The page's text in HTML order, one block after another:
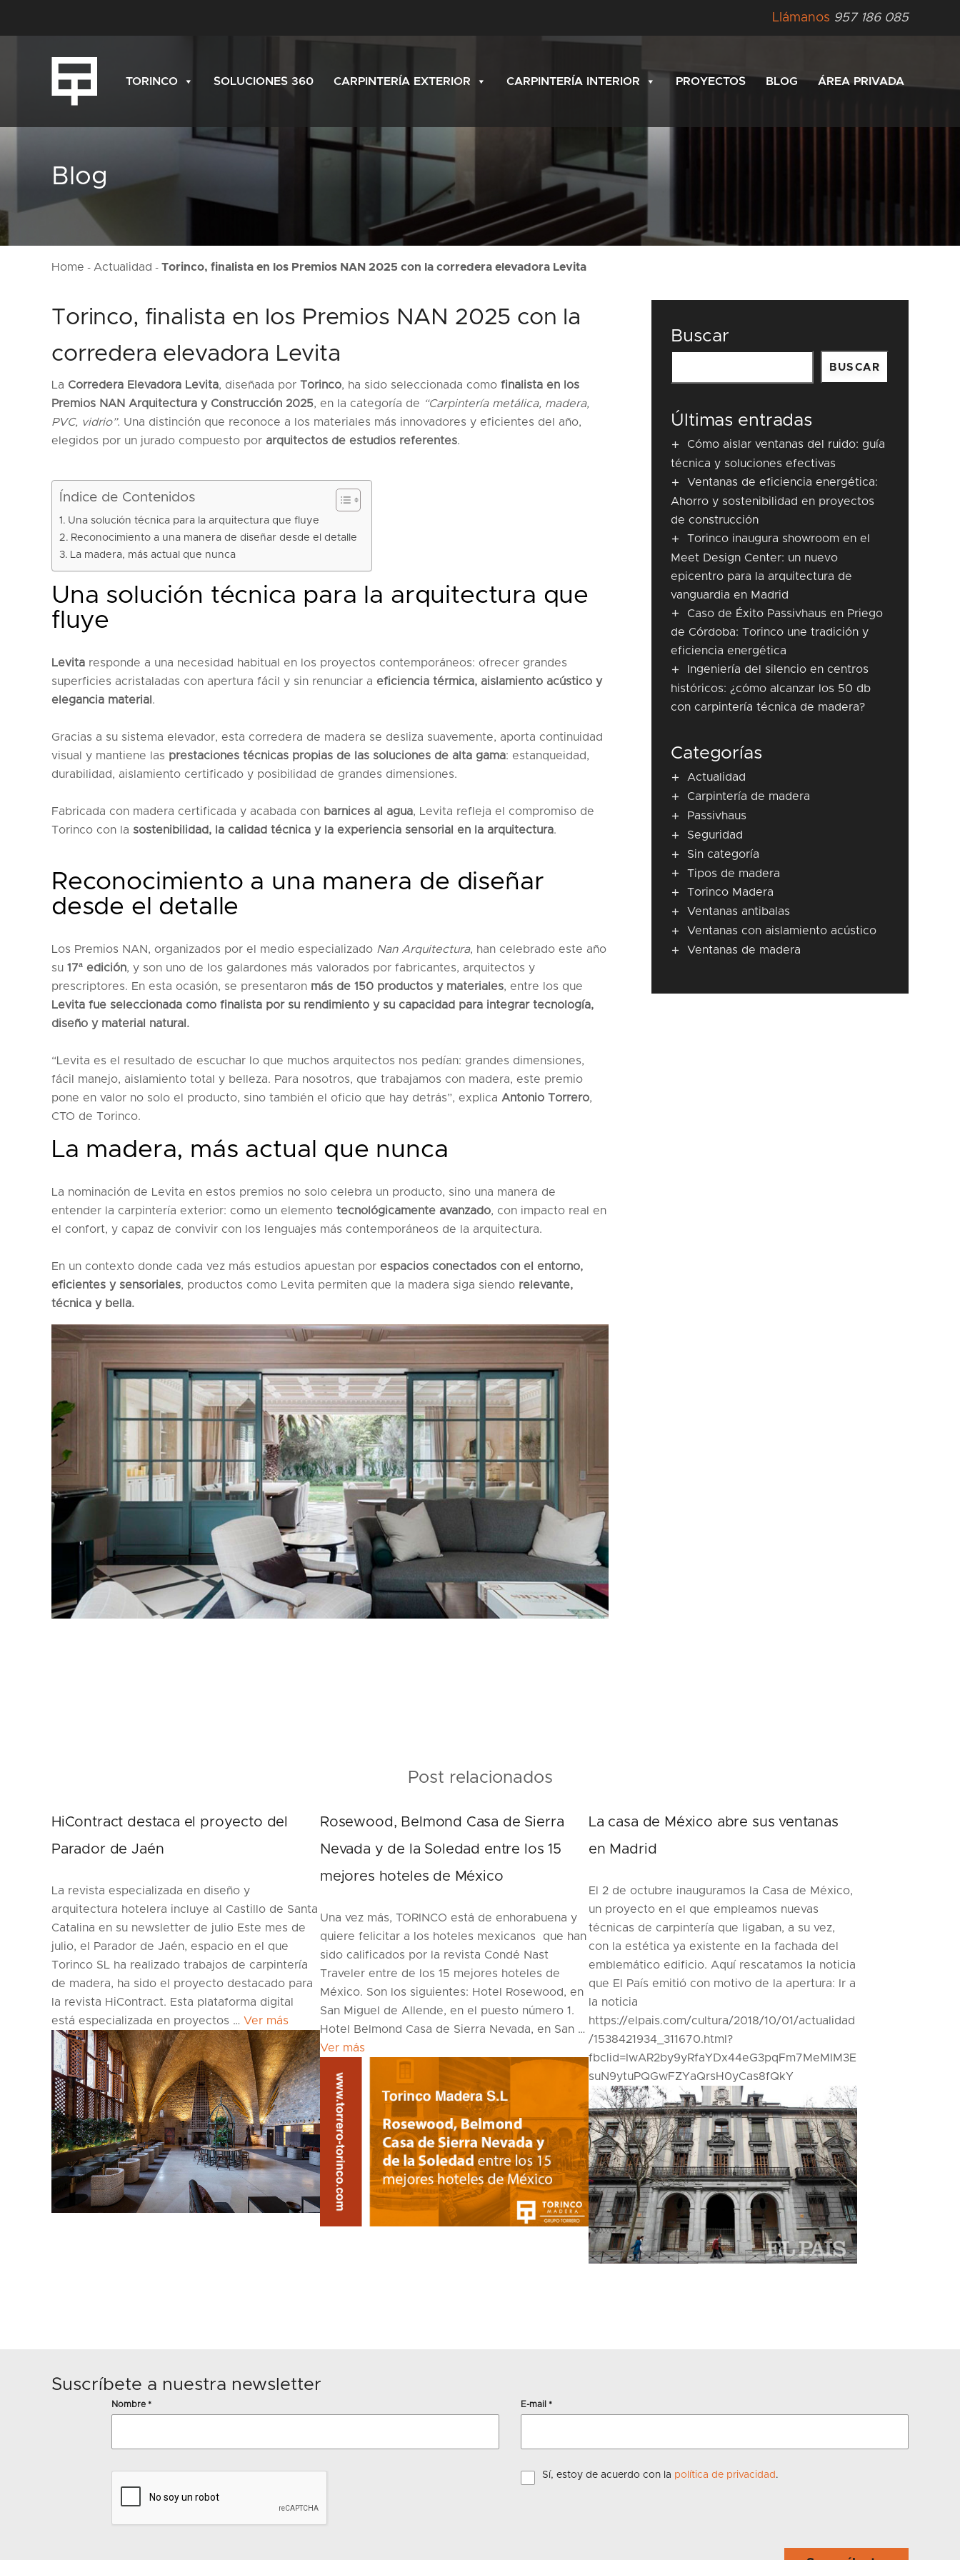
Llámanos 957 186 085
TORINCO SOLUCIONES 360 CARPINTERÍA EXTERIOR CARPINTERÍA INTERIOR PROYECTOS BLOG ÁREA PRIVADA
Blog
Home - Actualidad - Torinco, finalista en los Premios NAN 2025 con la corredera elevadora Levita
Torinco, finalista en los Premios NAN 2025 con la
corredera elevadora Levita
La Corredera Elevadora Levita, diseñada por Torinco, ha sido seleccionada como finalista en los
Premios NAN Arquitectura y Construcción 2025, en la categoría de “Carpintería metálica, madera,
PVC, vidrio”. Una distinción que reconoce a los materiales más innovadores y eficientes del año,
elegidos por un jurado compuesto por arquitectos de estudios referentes.
Índice de Contenidos
Una solución técnica para la arquitectura que fluye
Reconocimiento a una manera de diseñar desde el detalle
La madera, más actual que nunca
Una solución técnica para la arquitectura que
fluye
Levita responde a una necesidad habitual en los proyectos contemporáneos: ofrecer grandes
superficies acristaladas con apertura fácil y sin renunciar a eficiencia térmica, aislamiento acústico y
elegancia material .
Gracias a su sistema elevador, esta corredera de madera se desliza suavemente, aporta continuidad
visual y mantiene las prestaciones técnicas propias de las soluciones de alta gama: estanqueidad,
durabilidad, aislamiento certificado y posibilidad de grandes dimensiones.
Fabricada con madera certificada y acabada con barnices al agua, Levita refleja el compromiso de
Torinco con la sostenibilidad, la calidad técnica y la experiencia sensorial en la arquitectura.
Reconocimiento a una manera de diseñar
desde el detalle
Los Premios NAN, organizados por el medio especializado Nan Arquitectura, han celebrado este año
su 17ª edición, y son uno de los galardones más valorados por fabricantes, arquitectos y
prescriptores. En esta ocasión, se presentaron más de 150 productos y materiales, entre los que
Levita fue seleccionada como finalista por su rendimiento y su capacidad para integrar tecnología,
diseño y material natural.
“Levita es el resultado de escuchar lo que muchos arquitectos nos pedían: grandes dimensiones,
fácil manejo, aislamiento total y belleza. Para nosotros, que trabajamos con madera, este premio
pone en valor no solo el producto, sino también el oficio que hay detrás”, explica Antonio Torrero,
CTO de Torinco.
La madera, más actual que nunca
La nominación de Levita en estos premios no solo celebra un producto, sino una manera de
entender la carpintería exterior: como un elemento tecnológicamente avanzado, con impacto real en
el confort, y capaz de convivir con los lenguajes más contemporáneos de la arquitectura.
En un contexto donde cada vez más estudios apuestan por espacios conectados con el entorno,
eficientes y sensoriales, productos como Levita permiten que la madera siga siendo relevante,
técnica y bella.
Buscar
BUSCAR
Últimas entradas
Cómo aislar ventanas del ruido: guía
técnica y soluciones efectivas
Ventanas de eficiencia energética:
Ahorro y sostenibilidad en proyectos
de construcción
Torinco inaugura showroom en el
Meet Design Center: un nuevo
epicentro para la arquitectura de
vanguardia en Madrid
Caso de Éxito Passivhaus en Priego
de Córdoba: Torinco une tradición y
eficiencia energética
Ingeniería del silencio en centros
históricos: ¿cómo alcanzar los 50 db
con carpintería técnica de madera?
Categorías
Actualidad
Carpintería de madera
Passivhaus
Seguridad
Sin categoría
Tipos de madera
Torinco Madera
Ventanas antibalas
Ventanas con aislamiento acústico
Ventanas de madera
Post relacionados
HiContract destaca el proyecto del
Parador de Jaén
La revista especializada en diseño y
arquitectura hotelera incluye al Castillo de Santa
Catalina en su newsletter de julio Este mes de
julio, el Parador de Jaén, espacio en el que
Torinco SL ha realizado trabajos de carpintería
de madera, ha sido el proyecto destacado para
la revista HiContract. Esta plataforma digital
está especializada en proyectos … Ver más
Rosewood, Belmond Casa de Sierra
Nevada y de la Soledad entre los 15
mejores hoteles de México
Una vez más, TORINCO está de enhorabuena y
quiere felicitar a los hoteles mexicanos que han
sido calificados por la revista Condé Nast
Traveler entre de los 15 mejores hoteles de
México. Son los siguientes: Hotel Rosewood, en
San Miguel de Allende, en el puesto número 1.
Hotel Belmond Casa de Sierra Nevada, en San …
Ver más
La casa de México abre sus ventanas
en Madrid
El 2 de octubre inauguramos la Casa de México,
un proyecto en el que empleamos nuevas
técnicas de carpintería que ligaban, a su vez,
con la estética ya existente en la fachada del
emblemático edificio. Aquí rescatamos la noticia
que El País emitió con motivo de la apertura: Ir a
la noticia
https://elpais.com/cultura/2018/10/01/actualidad
/1538421934_311670.html?
fbclid=IwAR2by9yRfaYDx44eG3pqFm7MeMIM3E
suN9ytuPQGwFZYaQrsH0yCas8fQkY
Suscríbete a nuestra newsletter
Nombre * E-mail *
Sí, estoy de acuerdo con la política de privacidad .